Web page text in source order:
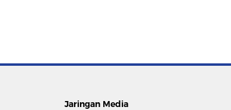
Jaringan Media